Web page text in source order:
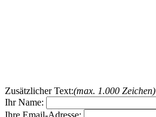
Zusätzlicher Text:(max. 1.000 Zeichen)
Ihr Name:
Ihre Email-Adresse: